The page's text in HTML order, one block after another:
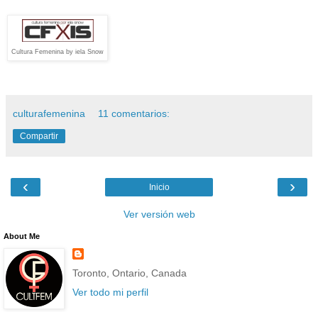
Cultura Femenina by iela Snow
culturafemenina 11 comentarios:
Compartir
‹ ›
Inicio
Ver versión web
About Me
Toronto, Ontario, Canada
Ver todo mi perfil